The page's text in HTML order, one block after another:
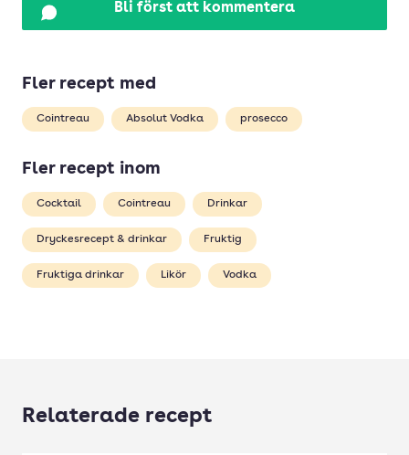
Bli först att kommentera
Fler recept med
Cointreau Absolut Vodka prosecco
Fler recept inom
Cocktail Cointreau Drinkar
Dryckesrecept & drinkar Fruktig
Fruktiga drinkar Likör Vodka
Relaterade recept